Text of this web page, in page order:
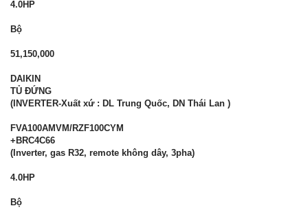
4.0HP
Bộ
51,150,000
DAIKIN
TỦ ĐỨNG
(INVERTER-Xuất xứ : DL Trung Quốc, DN Thái Lan )
FVA100AMVM/RZF100CYM
+BRC4C66
(Inverter, gas R32, remote không dây, 3pha)
4.0HP
Bộ